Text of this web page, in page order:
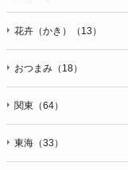
花卉（かき）（13）
おつまみ（18）
関東（64）
東海（33）